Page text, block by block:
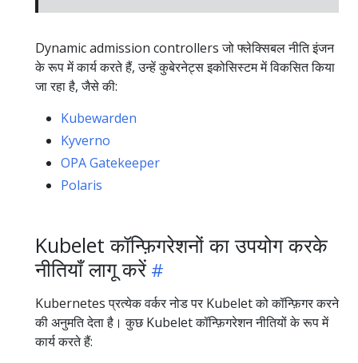
Dynamic admission controllers जो फ्लेक्सिबल नीति इंजन
के रूप में कार्य करते हैं, उन्हें कुबेरनेट्स इकोसिस्टम में विकसित किया
जा रहा है, जैसे की:
Kubewarden
Kyverno
OPA Gatekeeper
Polaris
Kubelet कॉन्फ़िगरेशनों का उपयोग करके
नीतियाँ लागू करें
Kubernetes प्रत्येक वर्कर नोड पर Kubelet को कॉन्फ़िगर करने
की अनुमति देता है। कुछ Kubelet कॉन्फ़िगरेशन नीतियों के रूप में
कार्य करते हैं: